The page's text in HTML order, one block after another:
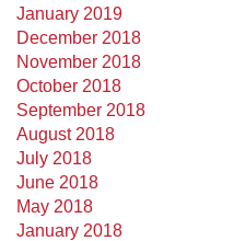
January 2019
December 2018
November 2018
October 2018
September 2018
August 2018
July 2018
June 2018
May 2018
January 2018